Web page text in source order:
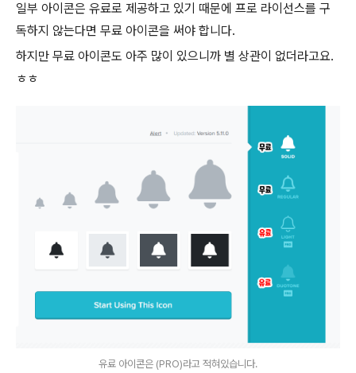
일부 아이콘은 유료로 제공하고 있기 때문에 프로 라이선스를 구
독하지 않는다면 무료 아이콘을 써야 합니다.
하지만 무료 아이콘도 아주 많이 있으니까 별 상관이 없더라고요.
ㅎㅎ
유료 아이콘은 (PRO)라고 적혀있습니다.